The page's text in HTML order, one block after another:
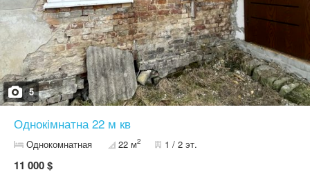
5
Однокімнатна 22 м кв
Однокомнатная 22 м2 1 / 2 эт.
11 000 $